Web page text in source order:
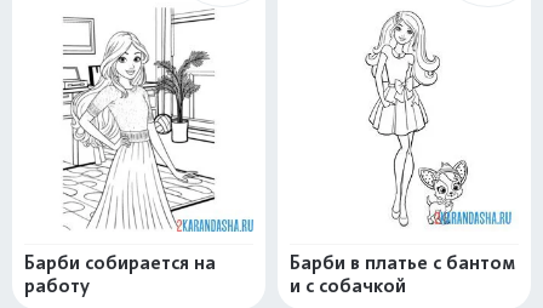
Барби собирается на
работу
Барби в платье с бантом
и с собачкой